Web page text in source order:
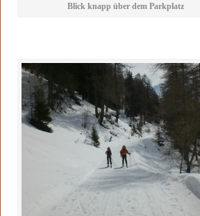
Blick knapp über dem Parkplatz